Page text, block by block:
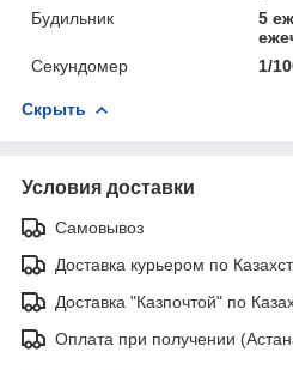
Будильник
5
Секундомер
1/
Скрыть
Условия доставки
Самовывоз
Доставка курьером по
Доставка "Казпочтой" по
Оплата при получении